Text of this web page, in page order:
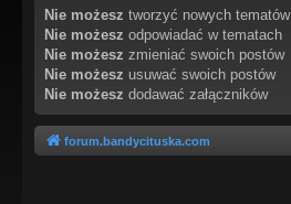
Nie możesz tworzyć nowych tematów
Nie możesz odpowiadać w tematach
Nie możesz zmieniać swoich postów
Nie możesz usuwać swoich postów
Nie możesz dodawać załączników
forum.bandycituska.com